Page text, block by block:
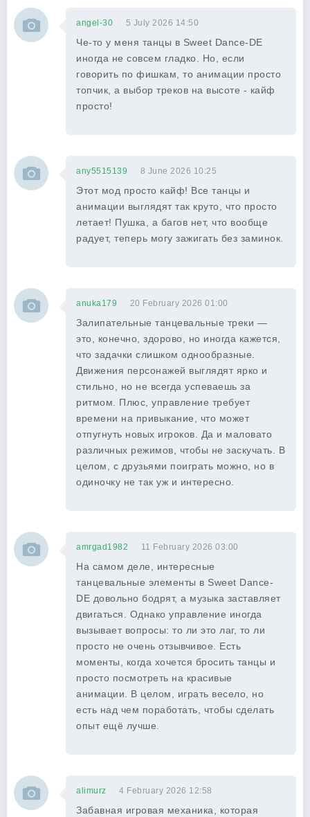
angel-30 5 July 2026 14:50
Че-то у меня танцы в Sweet Dance-DE
иногда не совсем гладко. Но, если
говорить по фишкам, то анимации просто
топчик, а выбор треков на высоте - кайф
просто!
any5515139 8 June 2026 10:25
Этот мод просто кайф! Все танцы и
анимации выглядят так круто, что просто
летает! Пушка, а багов нет, что вообще
радует, теперь могу зажигать без заминок.
anuka179 20 February 2026 01:00
Залипательные танцевальные треки —
это, конечно, здорово, но иногда кажется,
что задачки слишком однообразные.
Движения персонажей выглядят ярко и
стильно, но не всегда успеваешь за
ритмом. Плюс, управление требует
времени на привыкание, что может
отпугнуть новых игроков. Да и маловато
различных режимов, чтобы не заскучать. В
целом, с друзьями поиграть можно, но в
одиночку не так уж и интересно.
amrgad1982 11 February 2026 03:00
На самом деле, интересные
танцевальные элементы в Sweet Dance-
DE довольно бодрят, а музыка заставляет
двигаться. Однако управление иногда
вызывает вопросы: то ли это лаг, то ли
просто не очень отзывчивое. Есть
моменты, когда хочется бросить танцы и
просто посмотреть на красивые
анимации. В целом, играть весело, но
есть над чем поработать, чтобы сделать
опыт ещё лучше.
alimurz 4 February 2026 12:58
Забавная игровая механика, которая